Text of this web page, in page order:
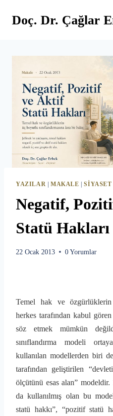
Doç. Dr. Çağlar
YAZILAR MAKALE |
Negatif,
Statü Hakları
22 Ocak 2013 0 Yorumlar
Temel hak ve
herkes tarafından kabul
söz etmek mümkün
sınıflandırma modeli
kullanılan modellerden biri
tarafından geliştirilen
ölçütünü esas alan”
da kullanılmış olan bu
statü hakkı”, “pozitif statü